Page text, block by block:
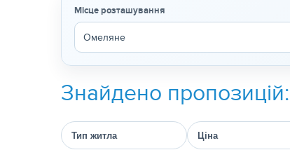
Місце розташування
Знайдено пропозицій:
Тип житла Ціна